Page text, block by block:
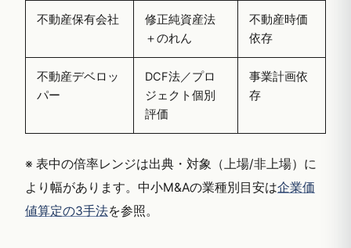
不動産保有会社
修正純資産法
＋のれん
不動産時価
依存
不動産デベロッ
パー
DCF法／プロ
ジェクト個別
評価
事業計画依
存
※ 表中の倍率レンジは出典・対象（上場/非上場）に
より幅があります。中小M&Aの業種別目安は企業価
値算定の3手法を参照。